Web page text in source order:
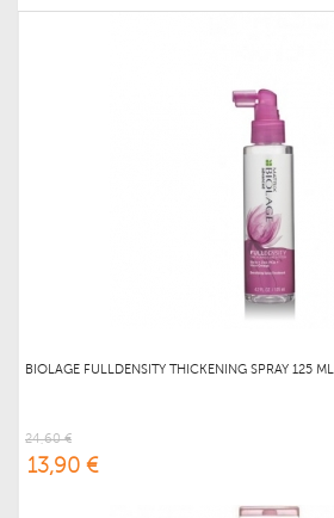
BIOLAGE FULLDENSITY THICKENING SPRAY 125
24,60 €
13,90 €